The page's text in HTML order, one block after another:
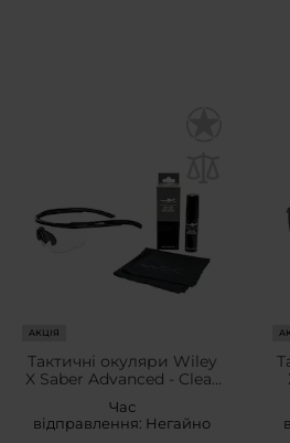
АКЦІЯ
Тактичні окуляри Wiley
X Saber Advanced - Clear
Cleaner Kit - набір
Час
відправлення: Негайно